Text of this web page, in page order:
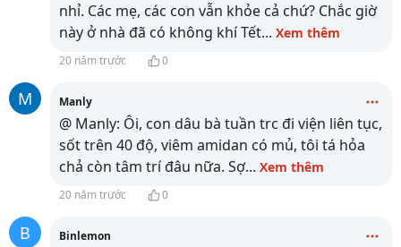
nhỉ. Các mẹ, các con vẫn khỏe cả chứ? Chắc giờ
này ở nhà đã có không khí Tết... Xem thêm
20 năm trước 0
M Manly
@ Manly: Ôi, con dâu bà tuần trc đi viện liên tục,
sốt trên 40 độ, viêm amidan có mủ, tôi tá hỏa
chả còn tâm trí đâu nữa. Sợ... Xem thêm
20 năm trước 0
B Binlemon